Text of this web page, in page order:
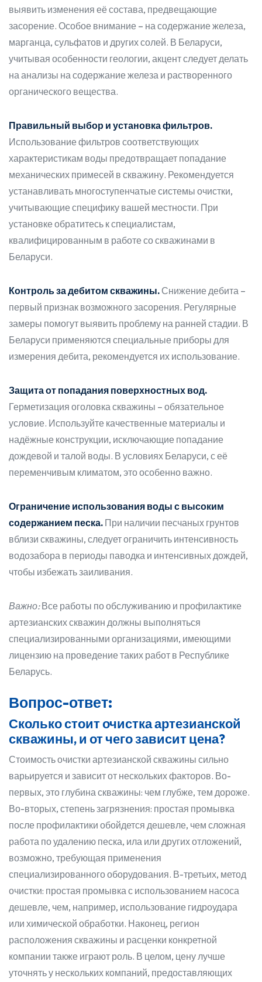
выявить изменения её состава, предвещающие
засорение. Особое внимание – на содержание железа,
марганца, сульфатов и других солей. В Беларуси,
учитывая особенности геологии, акцент следует делать
на анализы на содержание железа и растворенного
органического вещества.
Правильный выбор и установка фильтров.
Использование фильтров соответствующих
характеристикам воды предотвращает попадание
механических примесей в скважину. Рекомендуется
устанавливать многоступенчатые системы очистки,
учитывающие специфику вашей местности. При
установке обратитесь к специалистам,
квалифицированным в работе со скважинами в
Беларуси.
Контроль за дебитом скважины. Снижение дебита –
первый признак возможного засорения. Регулярные
замеры помогут выявить проблему на ранней стадии. В
Беларуси применяются специальные приборы для
измерения дебита, рекомендуется их использование.
Защита от попадания поверхностных вод.
Герметизация оголовка скважины – обязательное
условие. Используйте качественные материалы и
надёжные конструкции, исключающие попадание
дождевой и талой воды. В условиях Беларуси, с её
переменчивым климатом, это особенно важно.
Ограничение использования воды с высоким
содержанием песка. При наличии песчаных грунтов
вблизи скважины, следует ограничить интенсивность
водозабора в периоды паводка и интенсивных дождей,
чтобы избежать заиливания.
Важно:Все работы по обслуживанию и профилактике
артезианских скважин должны выполняться
специализированными организациями, имеющими
лицензию на проведение таких работ в Республике
Беларусь.
Вопрос-ответ:
Сколько стоит очистка артезианской
скважины, и от чего зависит цена?
Стоимость очистки артезианской скважины сильно
варьируется и зависит от нескольких факторов. Во-
первых, это глубина скважины: чем глубже, тем дороже.
Во-вторых, степень загрязнения: простая промывка
после профилактики обойдется дешевле, чем сложная
работа по удалению песка, ила или других отложений,
возможно, требующая применения
специализированного оборудования. В-третьих, метод
очистки: простая промывка с использованием насоса
дешевле, чем, например, использование гидроудара
или химической обработки. Наконец, регион
расположения скважины и расценки конкретной
компании также играют роль. В целом, цену лучше
уточнять у нескольких компаний, предоставляющих